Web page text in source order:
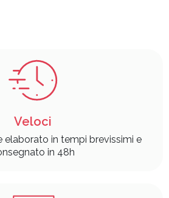
Veloci
elaborato in tempi brevissimi e
in 48h